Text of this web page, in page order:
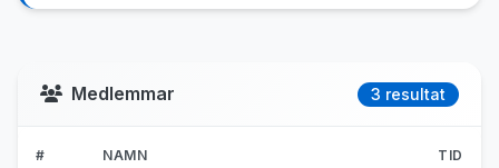
Medlemmar 3 resultat
# NAMN TID